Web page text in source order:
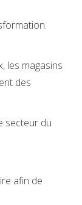
les magasins
des
secteur du
afin de